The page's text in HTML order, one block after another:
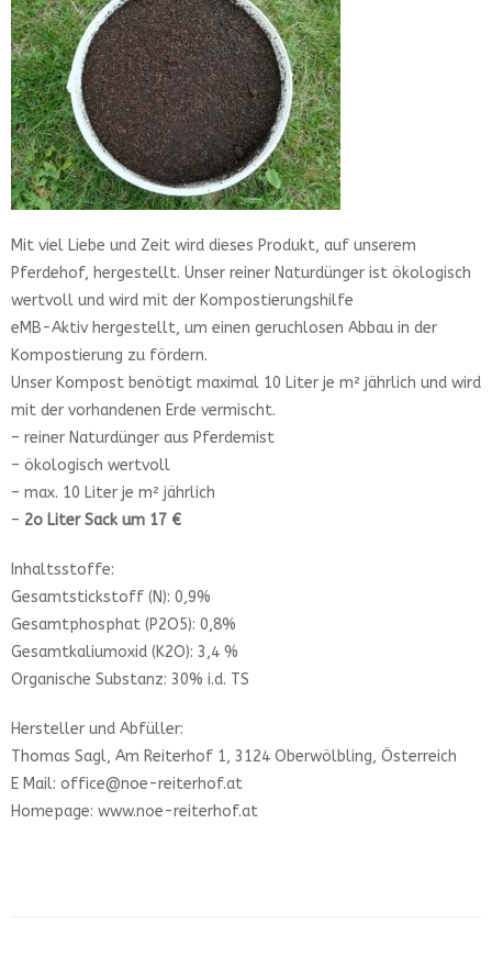
Mit viel Liebe und Zeit wird dieses Produkt, auf unserem
Pferdehof, hergestellt. Unser reiner Naturdünger ist ökologisch
wertvoll und wird mit der Kompostierungshilfe
eMB-Aktiv hergestellt, um einen geruchlosen Abbau in der
Kompostierung zu fördern.
Unser Kompost benötigt maximal 10 Liter je m² jährlich und wird
mit der vorhandenen Erde vermischt.
– reiner Naturdünger aus Pferdemist
– ökologisch wertvoll
– max. 10 Liter je m² jährlich
– 2o Liter Sack um 17 €
Inhaltsstoffe:
Gesamtstickstoff (N): 0,9%
Gesamtphosphat (P2O5): 0,8%
Gesamtkaliumoxid (K2O): 3,4 %
Organische Substanz: 30% i.d. TS
Hersteller und Abfüller:
Thomas Sagl, Am Reiterhof 1, 3124 Oberwölbling, Österreich
E Mail: office@noe-reiterhof.at
Homepage: www.noe-reiterhof.at